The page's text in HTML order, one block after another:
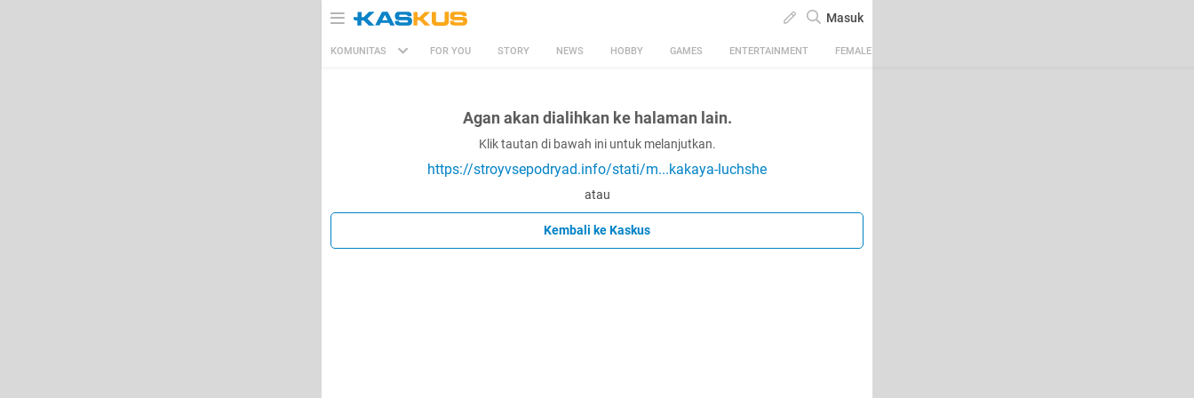
Masuk
KOMUNITAS FOR YOU STORY NEWS HOBBY GAMES ENTERTAINMENT FEMALE
Agan akan dialihkan ke halaman lain.
Klik tautan di bawah ini untuk melanjutkan.
https://stroyvsepodryad.info/stati/m...kakaya-luchshe
atau
Kembali ke Kaskus